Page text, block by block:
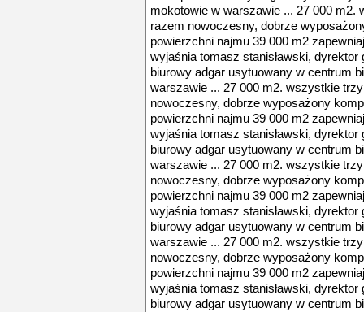
mokotowie w warszawie ... 27 000 m2.
razem nowoczesny, dobrze
powierzchni najmu 39 000 m2
wyjaśnia tomasz stanisławski,
biurowy adgar usytuowany w centrum
warszawie ... 27 000 m2. wszystkie
nowoczesny, dobrze wyposażony
powierzchni najmu 39 000 m2
wyjaśnia tomasz stanisławski,
biurowy adgar usytuowany w centrum
warszawie ... 27 000 m2. wszystkie
nowoczesny, dobrze wyposażony
powierzchni najmu 39 000 m2
wyjaśnia tomasz stanisławski,
biurowy adgar usytuowany w centrum
warszawie ... 27 000 m2. wszystkie
nowoczesny, dobrze wyposażony
powierzchni najmu 39 000 m2
wyjaśnia tomasz stanisławski,
biurowy adgar usytuowany w centrum